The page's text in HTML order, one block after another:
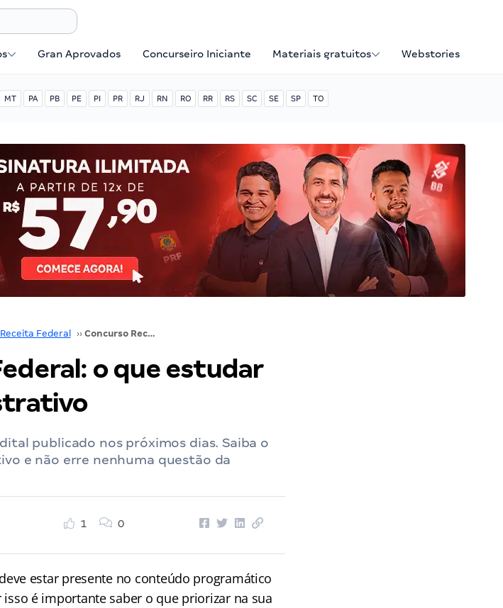
Gran Aprovados Concurseiro Iniciante Materiais gratuitos Webstories
MT PA PB PE PI PR RJ RN RO RR RS SC SE SP TO
Federal ›› Concurso Receita Federal: o que estudar em Direito Administrativo
o que estudar
publicado nos próximos dias. Saiba o
e não erre nenhuma questão da
1 0
estar presente no conteúdo programático
isso é importante saber o que priorizar na sua